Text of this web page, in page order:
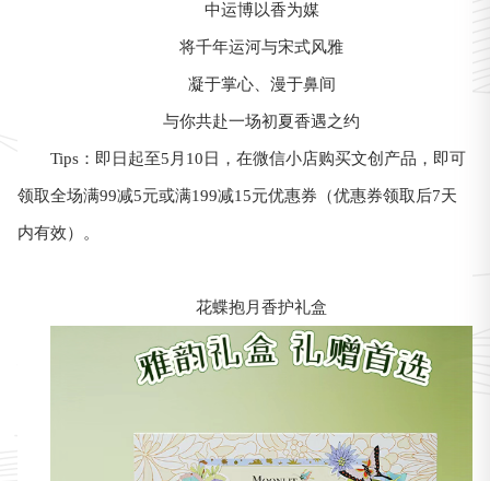
中运博以香为媒
将千年运河与宋式风雅
凝于掌心、漫于鼻间
与你共赴一场初夏香遇之约
Tips：即日起至5月10日，在微信小店购买文创产品，即可
领取全场满99减5元或满199减15元优惠券（优惠券领取后7天
内有效）。
花蝶抱月香护礼盒